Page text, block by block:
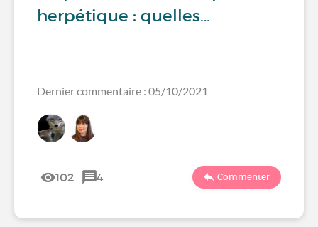
herpétique : quelles…
Dernier commentaire : 05/10/2021
102 4 Commenter